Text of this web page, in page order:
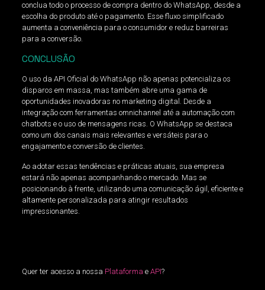
conclua todo o processo de compra dentro do WhatsApp, desde a
escolha do produto até o pagamento. Esse fluxo simplificado
aumenta a conveniência para o consumidor e reduz barreiras
para a conversão.
CONCLUSÃO
O uso da API Oficial do WhatsApp não apenas potencializa os
disparos em massa, mas também abre uma gama de
oportunidades inovadoras no marketing digital. Desde a
integração com ferramentas omnichannel até a automação com
chatbots e o uso de mensagens ricas. O WhatsApp se destaca
como um dos canais mais relevantes e versáteis para o
engajamento e conversão de clientes.
Ao adotar essas tendências e práticas atuais, sua empresa
estará não apenas acompanhando o mercado. Mas se
posicionando à frente, utilizando uma comunicação ágil, eficiente e
altamente personalizada para atingir resultados
impressionantes.
Quer ter acesso a nossa Plataforma e API?